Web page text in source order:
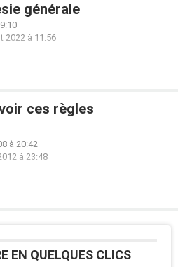
générale
2022 à 11:56
ces règles
à 20:42
à 23:48
EN QUELQUES CLICS